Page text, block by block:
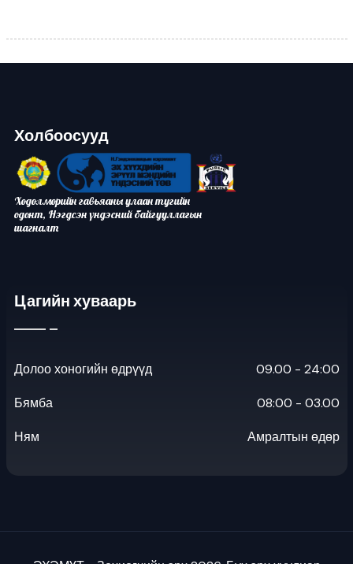
Холбоосууд
Хөдөлмөрийн гавьяаны улаан тугийн
одонт, Нэгдсэн үндэсний байгууллагын
шагналт
Цагийн хуваарь
Долоо хоногийн өдрүүд 09.00 - 24:00
Бямба 08:00 - 03.00
Ням Амралтын өдөр